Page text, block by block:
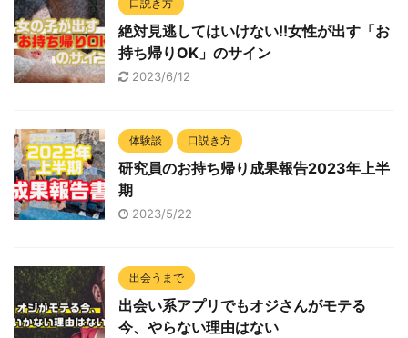
口説き方
絶対見逃してはいけない!!女性が出す「お
持ち帰りOK」のサイン
2023/6/12
体験談 口説き方
研究員のお持ち帰り成果報告2023年上半
期
2023/5/22
出会うまで
出会い系アプリでもオジさんがモテる
今、やらない理由はない